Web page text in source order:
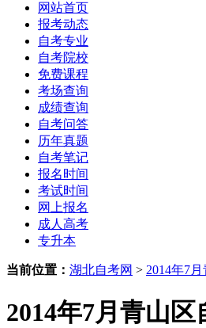
网站首页
报考动态
自考专业
自考院校
免费课程
考场查询
成绩查询
自考问答
历年真题
自考笔记
报名时间
考试时间
网上报名
成人高考
专升本
当前位置： 湖北自考网 > 2014年7
2014年7月青山区